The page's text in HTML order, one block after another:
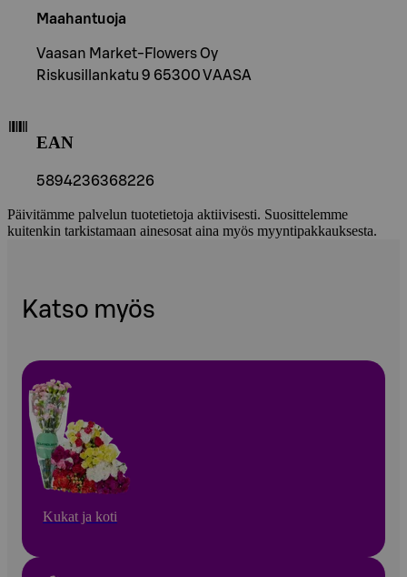
Maahantuoja
Vaasan Market-Flowers Oy
Riskusillankatu 9 65300 VAASA
EAN
5894236368226
Päivitämme palvelun tuotetietoja aktiivisesti. Suosittelemme
kuitenkin tarkistamaan ainesosat aina myös myyntipakkauksesta.
Katso myös
Kukat ja koti